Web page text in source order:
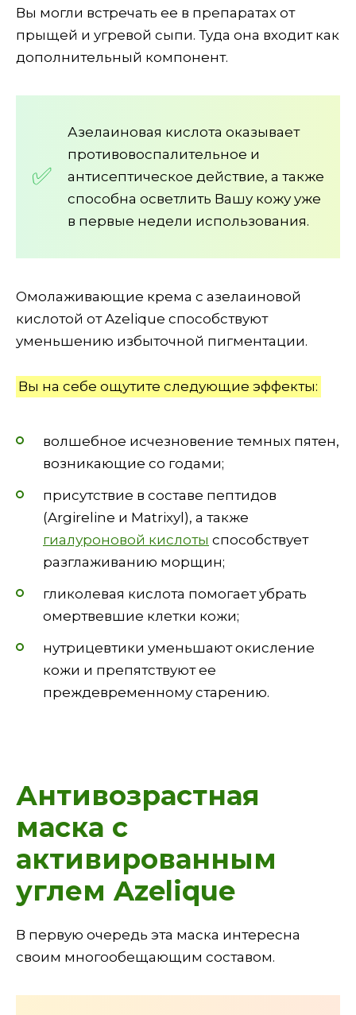
Вы могли встречать ее в препаратах от
прыщей и угревой сыпи. Туда она входит как
дополнительный компонент.
Азелаиновая кислота оказывает
противовоспалительное и
антисептическое действие, а также
способна осветлить Вашу кожу уже
в первые недели использования.
Омолаживающие крема с азелаиновой
кислотой от Azelique способствуют
уменьшению избыточной пигментации.
Вы на себе ощутите следующие эффекты:
волшебное исчезновение темных пятен,
возникающие со годами;
присутствие в составе пептидов
(Argireline и Matrixyl), а также
гиалуроновой кислоты способствует
разглаживанию морщин;
гликолевая кислота помогает убрать
омертвевшие клетки кожи;
нутрицевтики уменьшают окисление
кожи и препятствуют ее
преждевременному старению.
Антивозрастная
маска с
активированным
углем Azelique
В первую очередь эта маска интересна
своим многообещающим составом.